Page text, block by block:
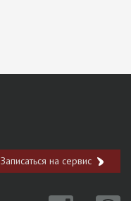
Записаться на сервис